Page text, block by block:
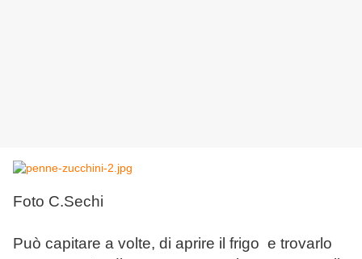
Foto C.Sechi
Può capitare a volte, di aprire il frigo e trovarlo